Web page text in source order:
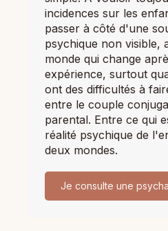
incidences sur les
passer à côté d'une
psychique non visible,
monde qui change
expérience, surtout
ont des difficultés à
entre le couple
parental. Entre ce qui
réalité psychique de
deux mondes.
Je consulte une